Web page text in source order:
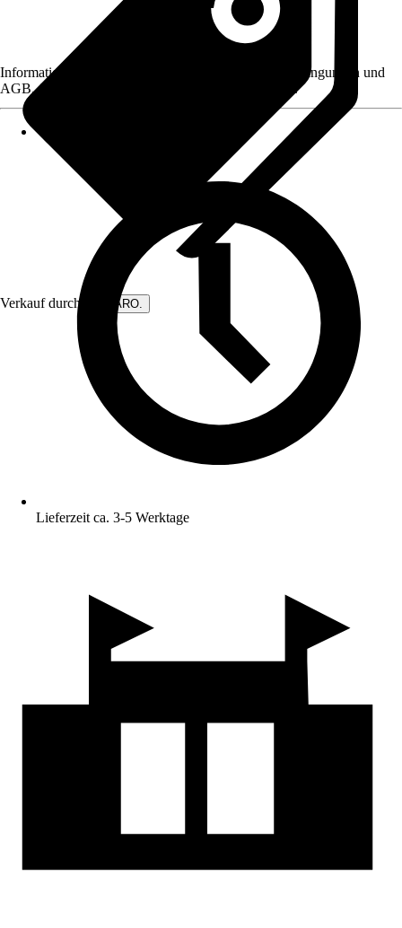
Verkauf durch: DIWARO.
Informationen des Verkäufers, wie z. B. Rückgabebedingungen und
AGB, finden Sie bei Klick auf den Verkäufernamen.
Lieferzeit ca. 3-5 Werktage